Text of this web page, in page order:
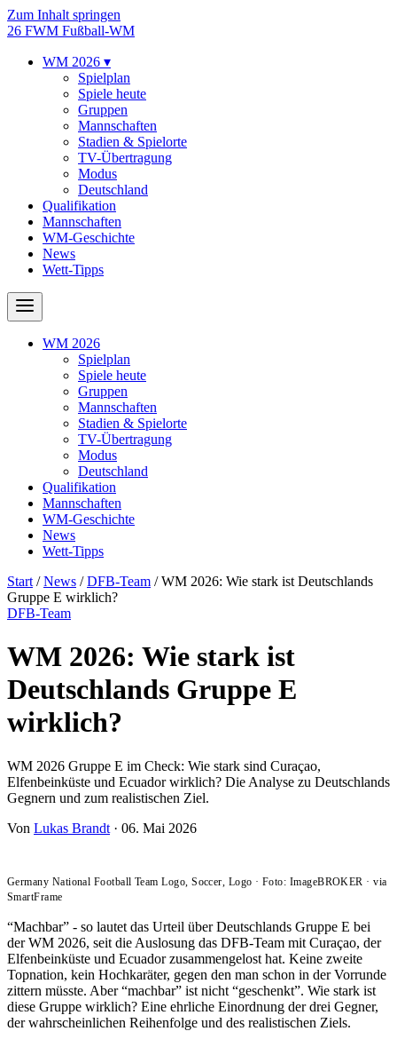
Zum Inhalt springen
26 FWM Fußball-WM
WM 2026 ▾
Spielplan
Spiele heute
Gruppen
Mannschaften
Stadien & Spielorte
TV-Übertragung
Modus
Deutschland
Qualifikation
Mannschaften
WM-Geschichte
News
Wett-Tipps
WM 2026
Spielplan
Spiele heute
Gruppen
Mannschaften
Stadien & Spielorte
TV-Übertragung
Modus
Deutschland
Qualifikation
Mannschaften
WM-Geschichte
News
Wett-Tipps
Start /News /DFB-Team /WM 2026: Wie stark ist Deutschlands
Gruppe E wirklich?
DFB-Team
WM 2026: Wie stark ist
Deutschlands Gruppe E
wirklich?
WM 2026 Gruppe E im Check: Wie stark sind Curaçao,
Elfenbeinküste und Ecuador wirklich? Die Analyse zu Deutschlands
Gegnern und zum realistischen Ziel.
Von Lukas Brandt · 06. Mai 2026
Germany National Football Team Logo, Soccer, Logo · Foto: ImageBROKER ·via
SmartFrame
“Machbar” - so lautet das Urteil über Deutschlands Gruppe E bei
der WM 2026, seit die Auslosung das DFB-Team mit Curaçao, der
Elfenbeinküste und Ecuador zusammengelost hat. Keine zweite
Topnation, kein Hochkaräter, gegen den man schon in der Vorrunde
zittern müsste. Aber “machbar” ist nicht “geschenkt”. Wie stark ist
diese Gruppe wirklich? Eine ehrliche Einordnung der drei Gegner,
der wahrscheinlichen Reihenfolge und des realistischen Ziels.